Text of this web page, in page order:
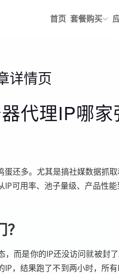
首页 套餐购买
详情页
代理IP哪
还多。尤其是搞社媒数据抓
可用率、池子量级、产品性
而是你的IP还没访问就被封
，结果跑了不到两小时，所